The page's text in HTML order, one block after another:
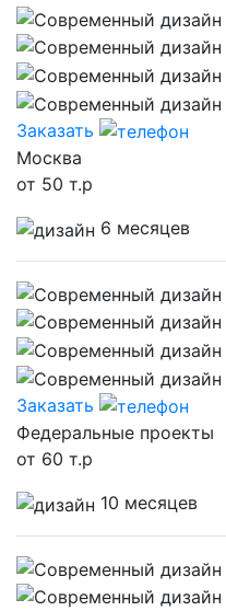
Заказать
Москва
от 50 т.р
6 месяцев
Заказать
Федеральные проекты
от 60 т.р
10 месяцев